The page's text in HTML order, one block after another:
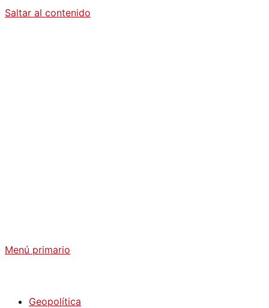
Saltar al contenido
Menú primario
Geopolítica